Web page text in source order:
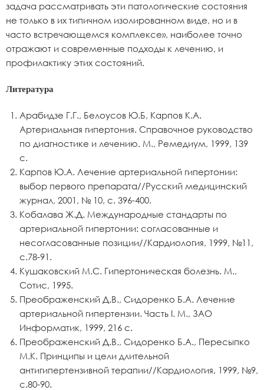
задача рассматривать эти патологические состояния
не только в их типичном изолированном виде, но и в
часто встречающемся комплексе», наиболее точно
отражают и современные подходы к лечению, и
профилактику этих состояний.
Литература
Арабидзе Г.Г., Белоусов Ю.Б, Карпов К.А.
Артериальная гипертония. Справочное руководство
по диагностике и лечению. М., Ремедиум, 1999, 139
с.
Карпов Ю.А. Лечение артериальной гипертонии:
выбор первого препарата//Русский медицинский
журнал, 2001, № 10, с. 396-400.
Кобалава Ж.Д. Международные стандарты по
артериальной гипертонии: согласованные и
несогласованные позиции//Кардиология, 1999, №11,
с.78-91.
Кушаковский М.С. Гипертоническая болезнь. М.,
Сотис, 1995.
Преображенский Д.В., Сидоренко Б.А. Лечение
артериальной гипертензии. Часть I. М., ЗАО
Информатик, 1999, 216 с.
Преображенский Д.В., Сидоренко Б.А., Пересыпко
М.К. Принципы и цели длительной
антигипертензивной терапии//Кардиология, 1999, №9,
с.80-90.